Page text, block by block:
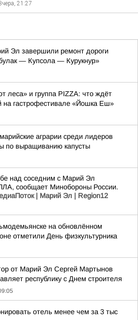
21:27
Эл завершили ремонт дороги
— Купсола — Курукнур»
леса» и группа PIZZA: что ждёт
на гастрофестивале «Йошка Еш»
аграрии среди лидеров
по выращиванию капусты
над соседним с Марий Эл
сообщает Минобороны России.
| Марий Эл | Region12
на обновлённом
отметили День физкультурника
от Марий Эл Сергей Мартынов
республику с Днем строителя
отель менее чем за 3 тыс